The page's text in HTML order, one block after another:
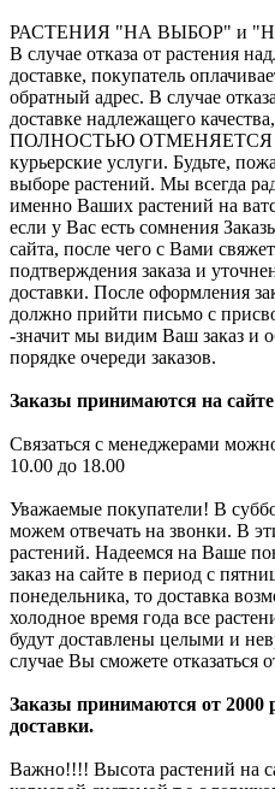
РАСТЕНИЯ "НА ВЫБОР" и
В случае отказа от растения
доставке, покупатель
обратный адрес. В случае
доставке надлежащего
ПОЛНОСТЬЮ ОТМЕНЯЕТСЯ и
курьерские услуги. Будьте,
выборе растений. Мы всегда
именно Ваших растений на
если у Вас есть сомнения
сайта, после чего с Вами
подтверждения заказа и
доставки. После оформления
должно прийти письмо с
-значит мы видим Ваш заказ и
порядке очереди заказов.
Заказы принимаются на сайте
Связаться с менеджерами
10.00 до 18.00
Уважаемые покупатели! В
можем отвечать на звонки. В
растений. Надеемся на Ваше
заказ на сайте в период с
понедельника, то доставка
холодное время года все
будут доставлены целыми и
случае Вы сможете отказаться
Заказы принимаются от 2000
доставки.
Важно!!!! Высота растений на